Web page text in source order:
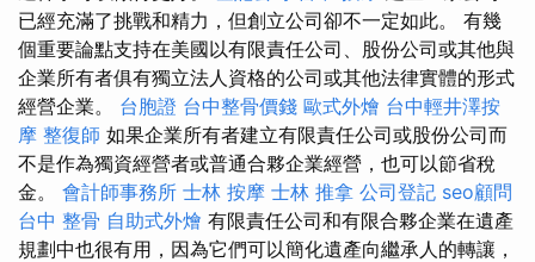
已經充滿了挑戰和精力，但創立公司卻不一定如此。 有幾
個重要論點支持在美國以有限責任公司、股份公司或其他與
企業所有者俱有獨立法人資格的公司或其他法律實體的形式
經營企業。 台胞證 台中整骨價錢 歐式外燴 台中輕井澤按
摩 整復師 如果企業所有者建立有限責任公司或股份公司而
不是作為獨資經營者或普通合夥企業經營，也可以節省稅
金。 會計師事務所 士林 按摩 士林 推拿 公司登記 seo顧問
台中 整骨 自助式外燴 有限責任公司和有限合夥企業在遺產
規劃中也很有用，因為它們可以簡化遺產向繼承人的轉讓，